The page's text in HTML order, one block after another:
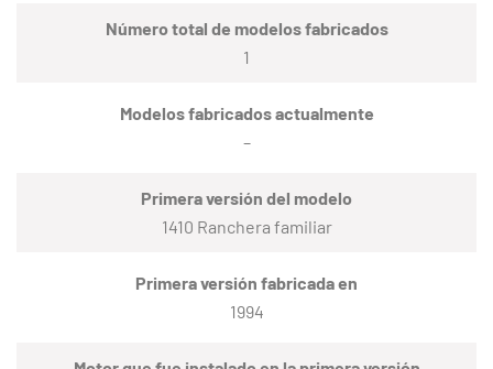
Número total de modelos fabricados
1
Modelos fabricados actualmente
–
Primera versión del modelo
1410 Ranchera familiar
Primera versión fabricada en
1994